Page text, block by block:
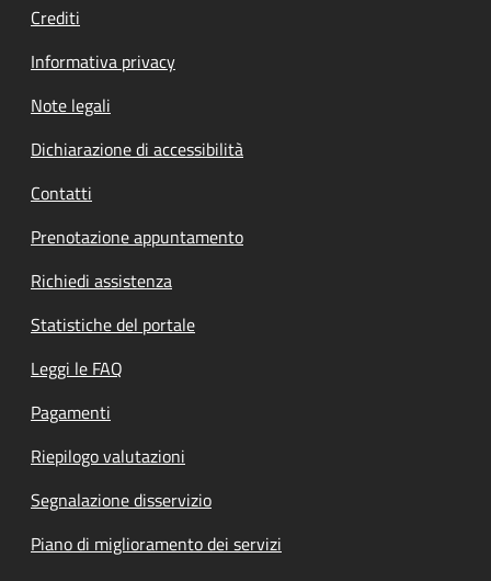
Crediti
Informativa privacy
Note legali
Dichiarazione di accessibilità
Contatti
Prenotazione appuntamento
Richiedi assistenza
Statistiche del portale
Leggi le FAQ
Pagamenti
Riepilogo valutazioni
Segnalazione disservizio
Piano di miglioramento dei servizi